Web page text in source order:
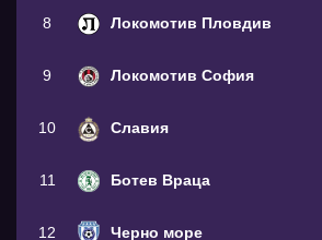
8 Локомотив Пловдив
9 Локомотив София
10 Славия
11 Ботев Враца
12 Черно море